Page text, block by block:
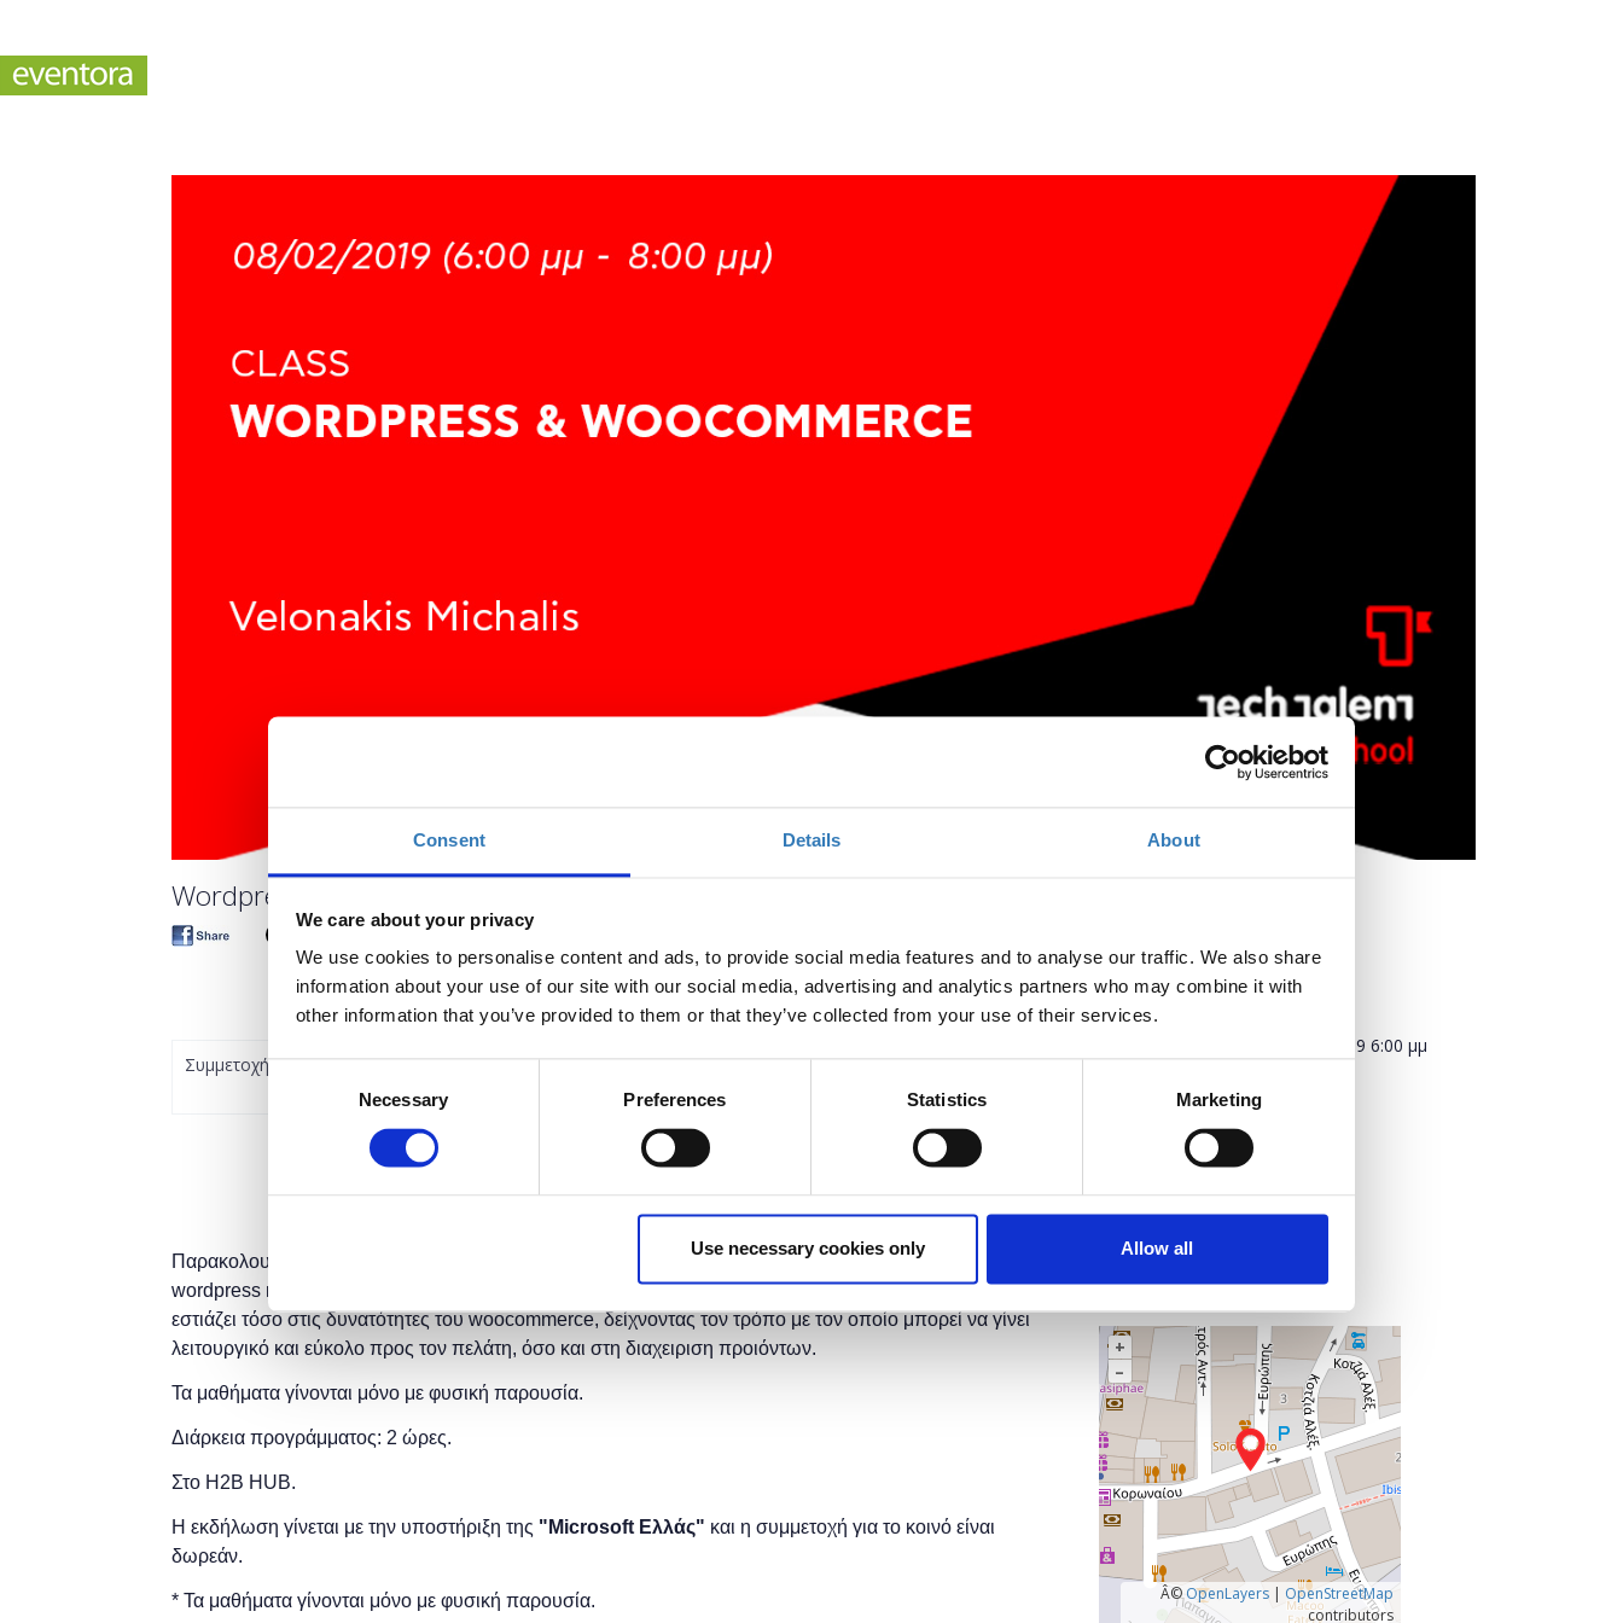
Consent Details About
We care about your privacy
We use cookies to personalise content and ads, to provide social media features and to analyse our traffic. We also share
information about your use of our site with our social media, advertising and analytics partners who may combine it with
other information that you’ve provided to them or that they’ve collected from your use of their services.
Consent
Necessary Preferences Statistics Marketing
Use necessary cookies only Allow all
Wordpress and WooCommerce for e-shops (Irakleio)
Ποσότητα
Συμμετοχή
Η περίοδος εγγραφών
έχει λήξει.
Παρακολουθώντας το συγκεκριμένο σεμινάριο θα είστε σε θέση να περιηγηθείτε στα εργαλεία του
wordpress και στη διαχείριση περιεχομένου κειμένων και εικόνων. Παράλληλα, η παρουσίαση
εστιάζει τόσο στις δυνατότητες του woocommerce, δείχνοντας τον τρόπο με τον οποίο μπορεί να γίνει
λειτουργικό και εύκολο προς τον πελάτη, όσο και στη διαχειριση προιόντων.
Τα μαθήματα γίνονται μόνο με φυσική παρουσία.
Διάρκεια προγράμματος: 2 ώρες.
Στο H2B HUB.
Η εκδήλωση γίνεται με την υποστήριξη της " Microsoft Ελλάς" και η συμμετοχή για το κοινό είναι
δωρεάν.
* Τα μαθήματα γίνονται μόνο με φυσική παρουσία.
Πότε;
Παρασκευή, 8 Φεβρουαρίου 2019 6:00 μμ
Προσθήκη στο ημερολόγιό σας
H2B HUB
Κορωναίου 14 (3ος όροφος)
712 02 Ηράκλειο
Ηράκλειο, Ελλάδα
+
–
Â©OpenLayers| OpenStreetMap
contributors